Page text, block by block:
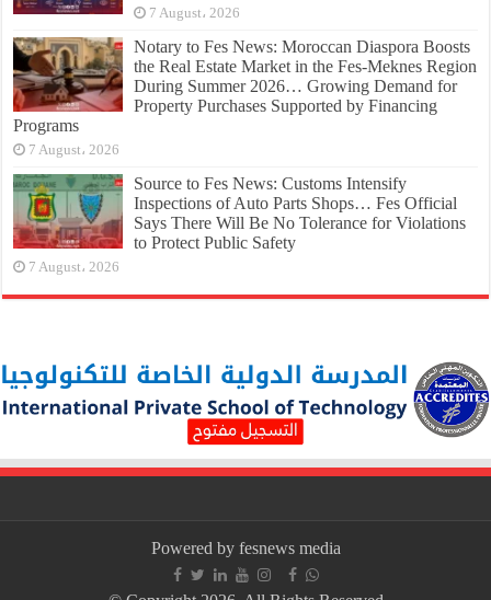
7 August، 2026
Notary to Fes News: Moroccan Diaspora Boosts
the Real Estate Market in the Fes-Meknes Region
During Summer 2026… Growing Demand for
Property Purchases Supported by Financing
Programs
7 August، 2026
Source to Fes News: Customs Intensify
Inspections of Auto Parts Shops… Fes Official
Says There Will Be No Tolerance for Violations
to Protect Public Safety
7 August، 2026
Powered by fesnews media